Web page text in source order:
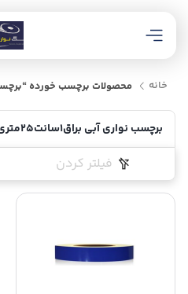
خانه محصولات برچسب خورده “برچسب نواری
برچسب نواری آبی براق1سانت25متری
فیلتر کردن